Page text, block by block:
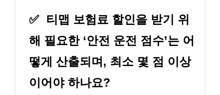
✅
티맵 보험료 할인을 받기 위
해 필요한 ‘안전 운전 점수’는 어
떻게 산출되며, 최소 몇 점 이상
이어야 하나요?